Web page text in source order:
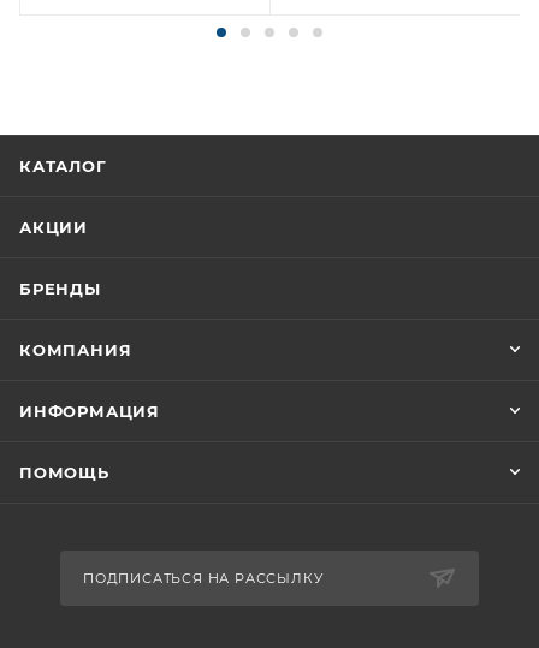
КАТАЛОГ
АКЦИИ
БРЕНДЫ
КОМПАНИЯ
ИНФОРМАЦИЯ
ПОМОЩЬ
ПОДПИСАТЬСЯ НА РАССЫЛКУ